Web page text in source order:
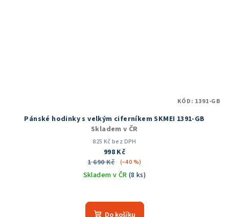
Pánské hodinky s velkým ciferníkem SKMEI 1391-GB
Skladem v ČR
825 Kč bez DPH
998 Kč
1 690 Kč
(–40 %)
Skladem v ČR (8 ks)
hodnocení
produktu
Do košíku
KÓD: 1391-GB